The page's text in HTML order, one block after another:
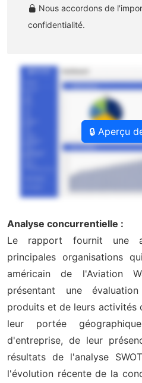
Nous accordons de
confidentialité.
🔒 Aperçu
Analyse concurrentielle :
Le rapport fournit une
principales organisations
américain de l'Aviation
présentant une
produits et de leurs activités
leur portée
d'entreprise, de leur
résultats de l'analyse
l'évolution récente de la